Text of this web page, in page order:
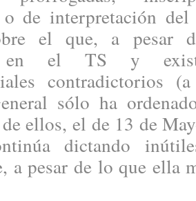
o de interpretación
el que, a pesar
en el TS y existir
contradictorios
sólo ha
ellos, el de 13 de
dictando
a pesar de lo que ella